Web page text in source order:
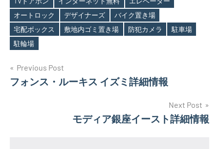
Tags
オートロック
デザイナーズ
バイク置き場
宅配ボックス
敷地内ゴミ置き場 防犯カメラ
駐車場
駐輪場
投
稿
Previous Post
フォンス・ルーキス イズミ詳細情報
Next Post
モディア銀座イースト詳細情報